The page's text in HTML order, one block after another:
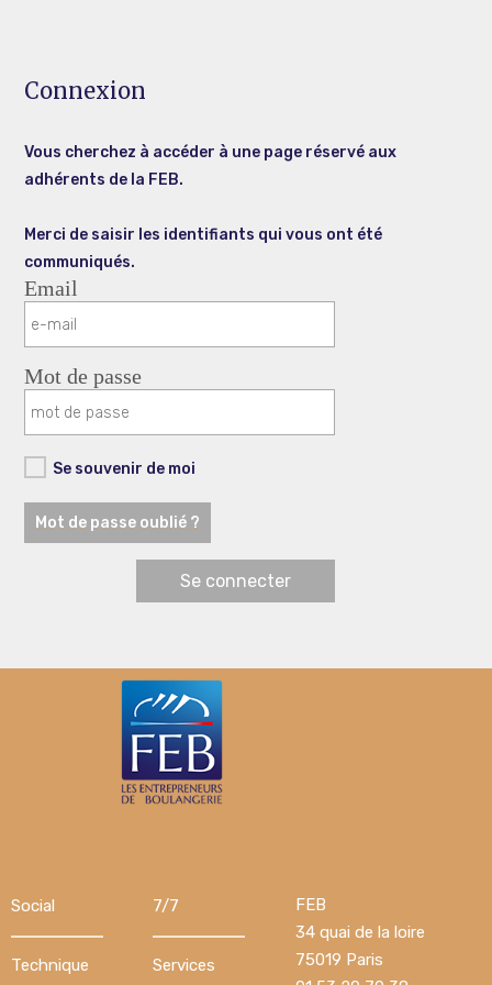
Connexion
Vous cherchez à accéder à une page réservé aux
adhérents de la FEB.
Merci de saisir les identifiants qui vous ont été
communiqués.
Email
Mot de passe
Se souvenir de moi
Mot de passe oublié ?
Social 7/7
FEB
34 quai de la loire
75019 Paris
Technique Services